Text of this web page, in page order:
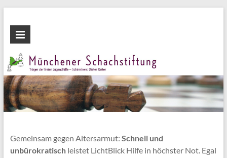
Inhalt
wechseln
Münchener
Schachstiftung
Fördern
durch
Schach
Gemeinsam gegen Altersarmut: Schnell und
unbürokratischleistet LichtBlick Hilfe in höchster Not. Egal